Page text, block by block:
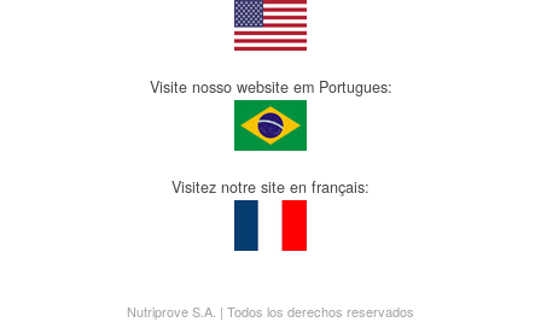
Visite nosso website em Portugues:
Visitez notre site en français:
Nutriprove S.A. | Todos los derechos reservados